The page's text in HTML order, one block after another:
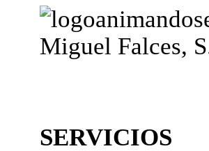
Miguel Falces,
SERVICIOS